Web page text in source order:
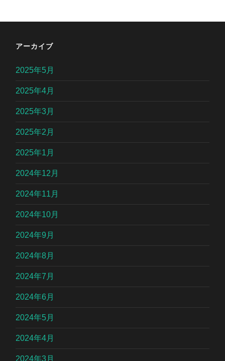
アーカイブ
2025年5月
2025年4月
2025年3月
2025年2月
2025年1月
2024年12月
2024年11月
2024年10月
2024年9月
2024年8月
2024年7月
2024年6月
2024年5月
2024年4月
2024年3月